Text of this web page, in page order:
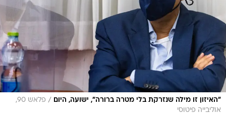
"האיזון זו מילה שנזרקת בלי מטרה ברורה", ישועה, היום /
פלאש 90,
אוליבייה פיטוסי